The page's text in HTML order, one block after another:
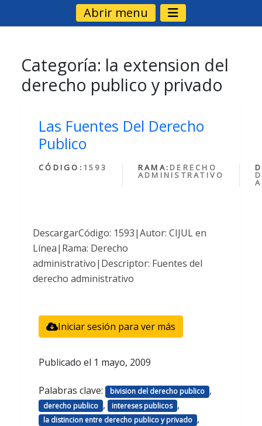
Abrir menu
Categoría: la extension del
derecho publico y privado
Las Fuentes Del Derecho
Publico
CÓDIGO: 1593 RAMA: DERECHO
ADMINISTRATIVO
DescargarCódigo: 1593|Autor: CIJUL en
Línea|Rama: Derecho
administrativo|Descriptor: Fuentes del
derecho administrativo
Iniciar sesión para ver más
Publicado el 1 mayo, 2009
Palabras clave: bivision del derecho publico ,
derecho publico , intereses publicos ,
la distincion entre derecho publico y privado ,